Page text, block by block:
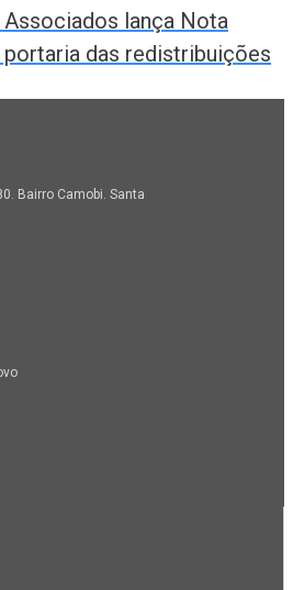
lança Nota
das redistribuições
Bairro Camobi. Santa